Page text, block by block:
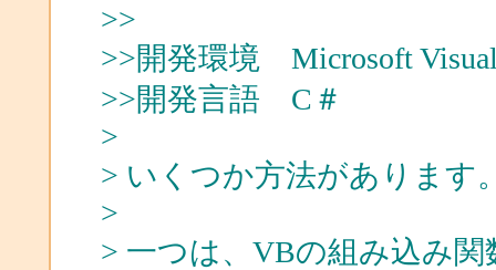
>>
>>開発環境 Microsoft Visual
>>開発言語 C＃
>
> いくつか方法があります
>
> 一つは、VBの組み込み